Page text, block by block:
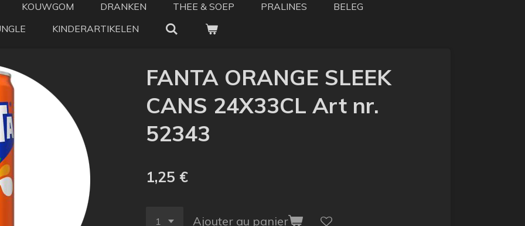
KOUWGOM DRANKEN THEE & SOEP PRALINES
BELEG
KINDERARTIKELEN
FANTA ORANGE SLEEK
CANS 24X33CL Art nr.
52343
1,25 €
Ajouter au panier